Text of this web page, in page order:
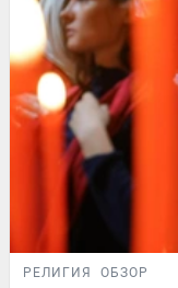
РЕЛИГИЯ ОБЗОР